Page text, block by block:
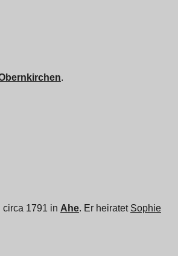
.
circa 1791 in Ahe. Er heiratet Sophie